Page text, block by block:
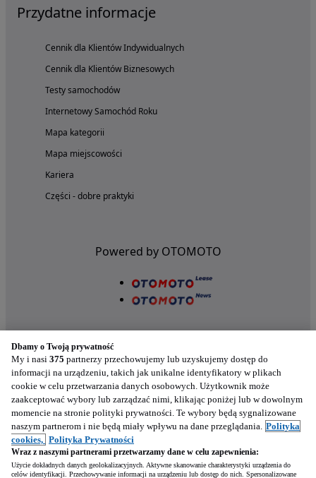
Przydatne informacje
Cennik dla Klientów Indywidualnych
Cennik dla Klientów Biznesowych
Testy samochodów
Internetowy Samochód Roku
Mapa kategorii
Mapa miejscowości
Kariera
Części - dobre praktyki
Powered by OTOMOTO
Nasze aplikacje w twoim telefonie
Dbamy o Twoją prywatność
My i nasi 375 partnerzy przechowujemy lub uzyskujemy dostęp do
informacji na urządzeniu, takich jak unikalne identyfikatory w plikach
cookie w celu przetwarzania danych osobowych. Użytkownik może
zaakceptować wybory lub zarządzać nimi, klikając poniżej lub w dowolnym
momencie na stronie polityki prywatności. Te wybory będą sygnalizowane
naszym partnerom i nie będą miały wpływu na dane przeglądania. Polityka
cookies, Polityka Prywatności
Wraz z naszymi partnerami przetwarzamy dane w celu zapewnienia:
Użycie dokładnych danych geolokalizacyjnych. Aktywne skanowanie charakterystyki urządzenia do
celów identyfikacji. Przechowywanie informacji na urządzeniu lub dostęp do nich. Spersonalizowane